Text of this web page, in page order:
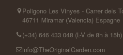
Poligono Les Vinyes - Carrer dels
46711 Miramar (Valencia) Espagne
(+34) 646 433 048 (L-V de 8h à 15h)
info@TheOriginalGarden.com